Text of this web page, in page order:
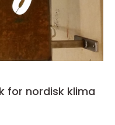
for nordisk klima